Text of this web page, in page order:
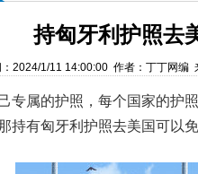
持匈牙利护照去
：2024/1/11 14:00:00 作者：丁丁网
专属的护照，每个国家的护
持有匈牙利护照去美国可以